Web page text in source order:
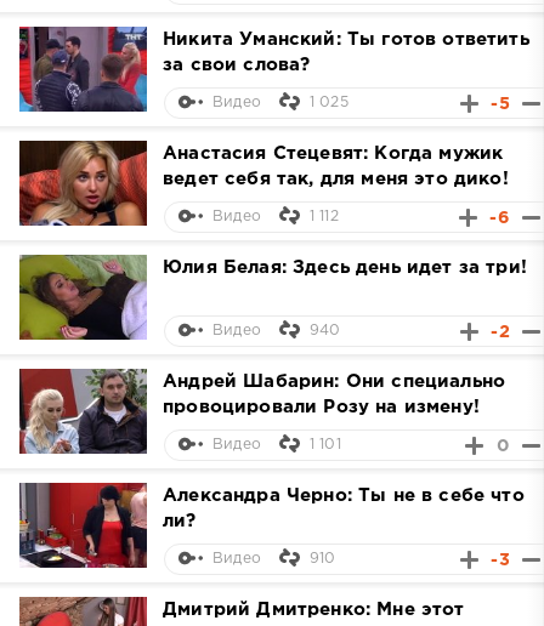
Никита Уманский: Ты готов ответить
за свои слова?
-5
Видео 1 025
Анастасия Стецевят: Когда мужик
ведет себя так, для меня это дико!
-6
Видео 1 112
Юлия Белая: Здесь день идет за три!
-2
Видео 940
Андрей Шабарин: Они специально
провоцировали Розу на измену!
0
Видео 1 101
Александра Черно: Ты не в себе что
ли?
-3
Видео 910
Дмитрий Дмитренко: Мне этот